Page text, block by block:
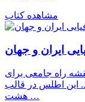
مشاهده کتاب
ایران و جهان
راه جامعی برای
این اطلس در قالب
هشت …